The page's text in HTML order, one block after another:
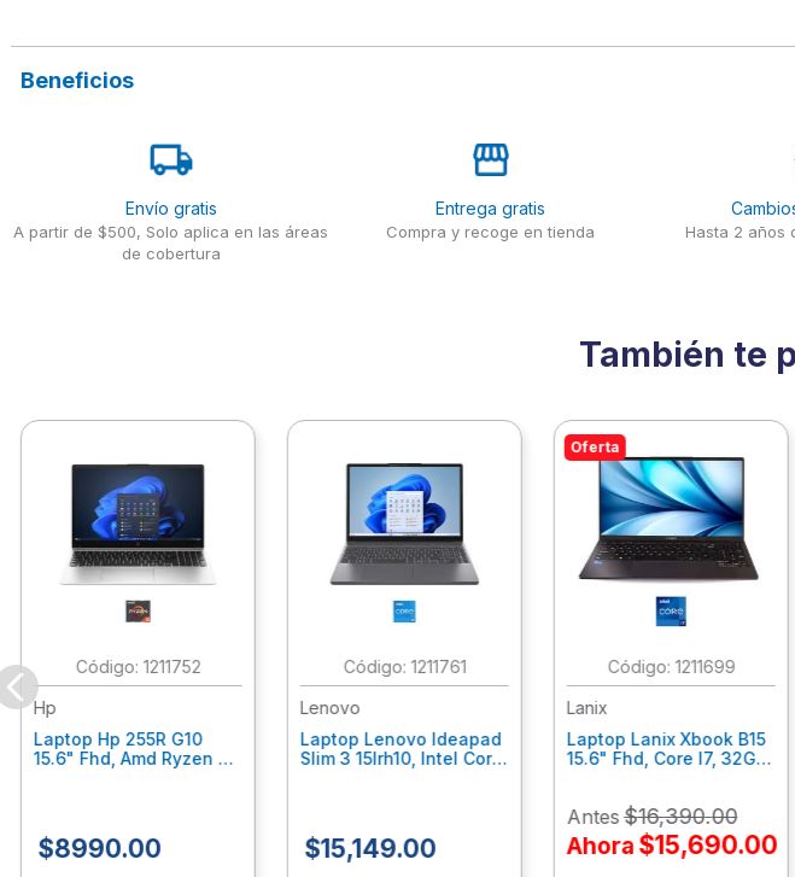
Beneficios
Envío gratis
A partir de $500, Solo aplica en las áreas
de cobertura
Entrega gratis
Compra y recoge en tienda Hasta 2 años
También te
: 1211752
Hp
Laptop Hp 255R G10
15.6" Fhd, Amd Ryzen 5
Plata C7Gn5At
$8990.00
: 1211761
Lenovo
Laptop Lenovo Ideapad
Slim 3 15Irh10, Intel Core
$15,149.00
Oferta
: 1211699
Lanix
Laptop Lanix Xbook B15
15.6" Fhd, Core I7, 32Gb
42023/41914/42053
Antes $16,390.00
Ahora$15,690.00